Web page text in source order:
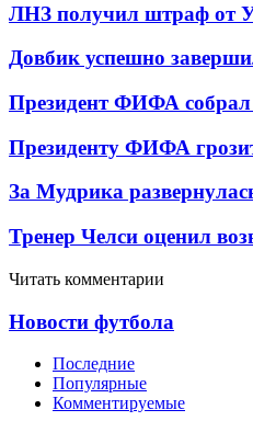
ЛНЗ получил штраф от
Довбик успешно
Президент ФИФА собрал
Президенту ФИФА
За Мудрика
Тренер Челси оценил
Читать комментарии
Новости футбола
Последние
Популярные
Комментируемые